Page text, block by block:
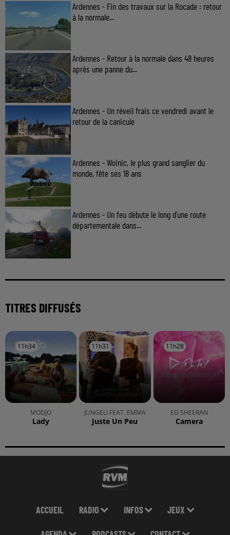
Ardennes - Fin des travaux sur la Rocade : retour
à la normale...
Ardennes - Retour à la normale dans 48 heures
après une panne du...
Ardennes - Un réveil frais ce vendredi avant le
retour de la canicule
Ardennes - Woinic, le plus grand sanglier du
monde, fête ses 18 ans
Ardennes - Un feu débute le long d'une route
départementale dans...
TITRES DIFFUSÉS
11h34
11h34
MODJO
Lady
11h31
11h31
JUNGELI FEAT. EMMA
Juste Un Peu
11h28
11h28
ED SHEERAN
Camera
ACCUEIL RADIO INFOS JEUX